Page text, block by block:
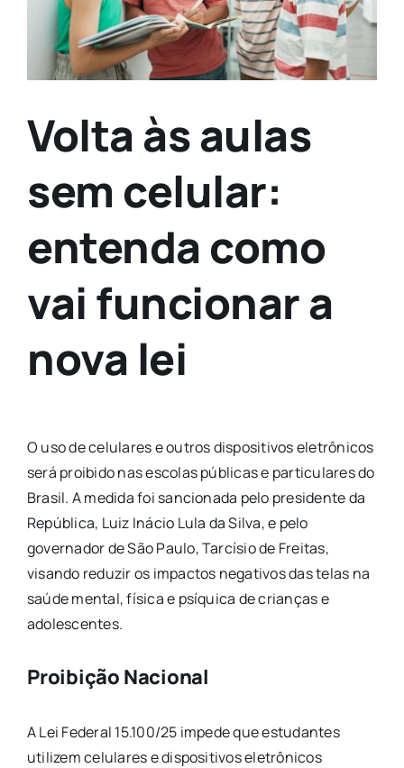
Volta às aulas
sem celular:
entenda como
vai funcionar a
nova lei
O uso de celulares e outros dispositivos eletrônicos
será proibido nas escolas públicas e particulares do
Brasil. A medida foi sancionada pelo presidente da
República, Luiz Inácio Lula da Silva, e pelo
governador de São Paulo, Tarcísio de Freitas,
visando reduzir os impactos negativos das telas na
saúde mental, física e psíquica de crianças e
adolescentes.
Proibição Nacional
A Lei Federal 15.100/25 impede que estudantes
utilizem celulares e dispositivos eletrônicos